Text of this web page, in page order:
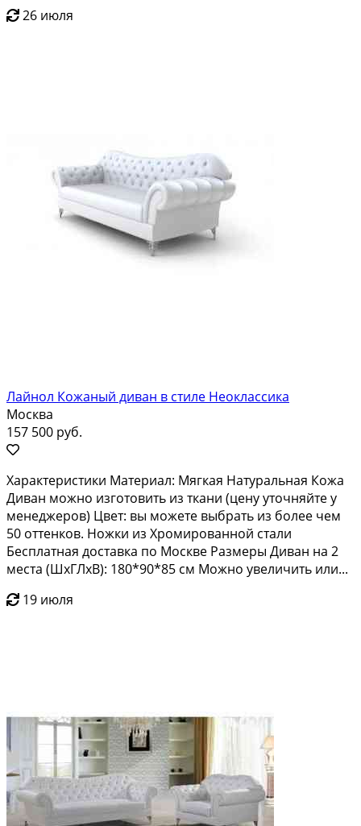
26 июля
Лайнол Кожаный диван в стиле Неоклассика
Москва
157 500 руб.
Характеристики Материал: Мягкая Натуральная Кожа
Диван можно изготовить из ткани (цену уточняйте у
менеджеров) Цвет: вы можете выбрать из более чем
50 оттенков. Ножки из Хромированной стали
Бесплатная доставка по Москве Размеры Диван на 2
места (ШхГЛхВ): 180*90*85 см Можно увеличить или...
19 июля